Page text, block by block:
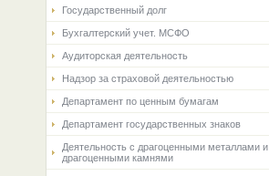
Государственный долг
Бухгалтерский учет. МСФО
Аудиторская деятельность
Надзор за страховой деятельностью
Департамент по ценным бумагам
Департамент государственных знаков
Деятельность с драгоценными металлами и
драгоценными камнями